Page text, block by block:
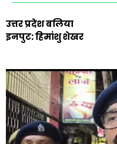
उत्तर प्रदेश बलिया
इनपुट: हिमांशु शेखर